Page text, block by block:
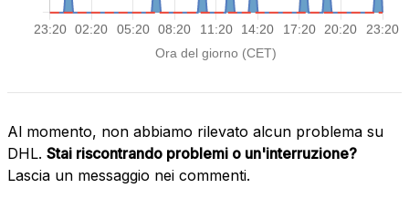
Al momento, non abbiamo rilevato alcun problema su
DHL. Stai riscontrando problemi o un'interruzione?
Lascia un messaggio nei commenti.